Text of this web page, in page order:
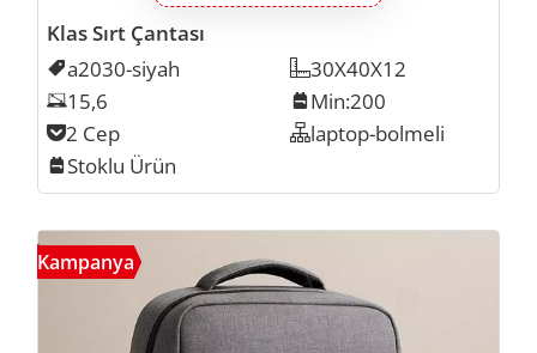
Klas Sırt Çantası
Kodu
a2030-siyah Ölçü
30X40X12
Laptop Inch
15,6 Min. İmalat
Min:200
Cep Sayısı
2 Cep Organizer
laptop-bolmeli
Stok
Stoklu Ürün
Kampanya